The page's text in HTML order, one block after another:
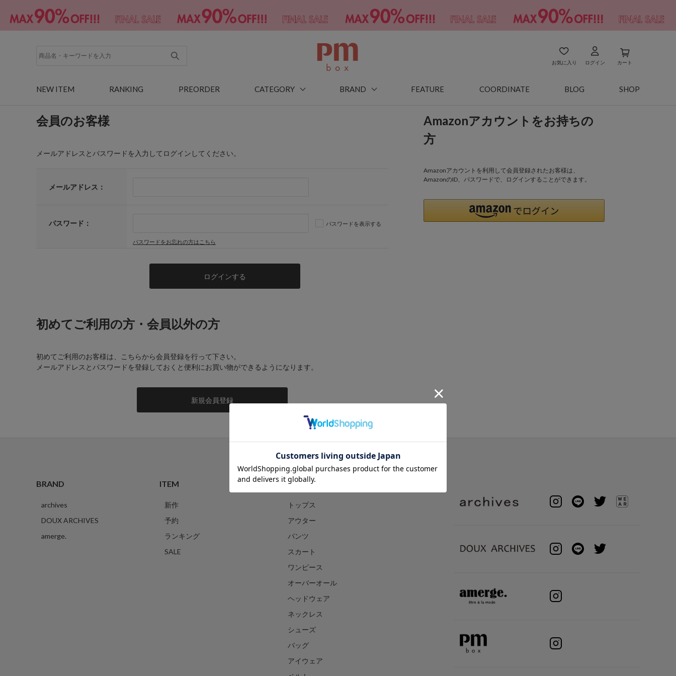
お気に入り ログイン カート
NEW ITEM RANKING PREORDER CATEGORY BRAND FEATURE COORDINATE BLOG SHOP
会員のお客様
メールアドレスとパスワードを入力してログインしてください。
メールアドレス：
パスワード： パスワードを表示する
パスワードをお忘れの方はこちら
Amazonアカウントをお持ちの
方
Amazonアカウントを利用して会員登録されたお客様は、
AmazonのID、パスワードで、ログインすることができます。
初めてご利用の方・会員以外の方
初めてご利用のお客様は、こちらから会員登録を行って下さい。
メールアドレスとパスワードを登録しておくと便利にお買い物ができるようになります。
BRAND
archives
DOUX ARCHIVES
amerge.
ITEM
新作
予約
ランキング
SALE
CATEGORY
トップス
アウター
パンツ
スカート
ワンピース
オーバーオール
ヘッドウェア
ネックレス
シューズ
バッグ
アイウェア